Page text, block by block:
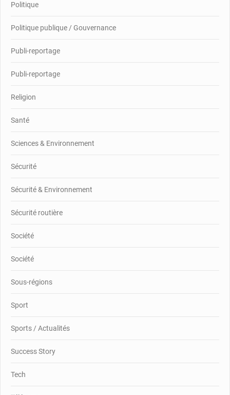
Politique
Politique publique / Gouvernance
Publi-reportage
Publi-reportage
Religion
Santé
Sciences & Environnement
Sécurité
Sécurité & Environnement
Sécurité routière
Société
Société
Sous-régions
Sport
Sports / Actualités
Success Story
Tech